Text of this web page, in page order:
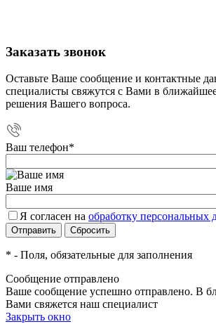
Заказать звонок
Оставьте Ваше сообщение и контактные
специалисты свяжутся с Вами в
решения Вашего вопроса.
Ваш телефон*
Ваше имя
Я согласен на обработку персональных
* - Поля, обязательные для заполнения
Сообщение отправлено
Ваше сообщение успешно отправлено. В
Вами свяжется наш специалист
Закрыть окно